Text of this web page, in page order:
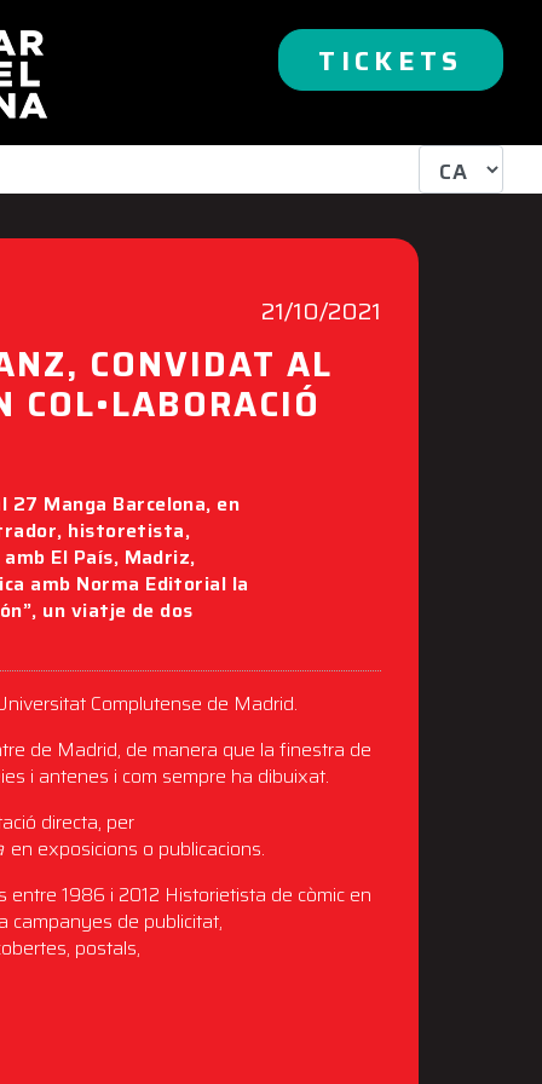
TICKETS
21/10/2021
CONVIDAT AL
Manga Barcelona, en
historetista,
El País, Madriz,
amb Norma Editorial la
un viatje de dos
Complutense de Madrid.
de Madrid, de manera que la finestra de
i antenes i com sempre ha dibuixat.
directa, per
en exposicions o publicacions.
entre 1986 i 2012 Historietista de còmic en
campanyes de publicitat,
postals,